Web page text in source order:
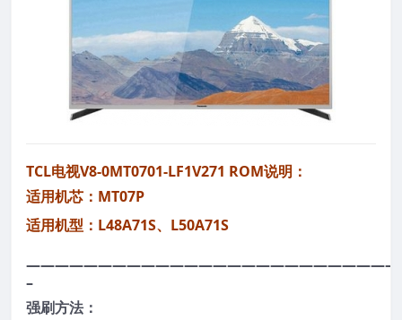
TCL电视V8-0MT0701-LF1V271 ROM说明：
适用机芯：MT07P
适用机型：L48A71S、L50A71S
–
强刷方法：